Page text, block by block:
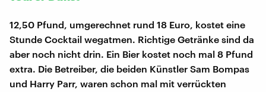
12,50 Pfund, umgerechnet rund 18 Euro, kostet eine
Stunde Cocktail wegatmen. Richtige Getränke sind da
aber noch nicht drin. Ein Bier kostet noch mal 8 Pfund
extra. Die Betreiber, die beiden Künstler Sam Bompas
und Harry Parr, waren schon mal mit verrückten